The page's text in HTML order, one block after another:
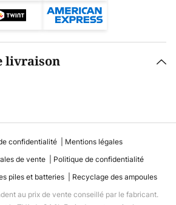
livraison
confidentialité
Mentions légales
de vente
Politique de confidentialité
piles et batteries
Recyclage des ampoules
au prix de vente conseillé par le fabricant.